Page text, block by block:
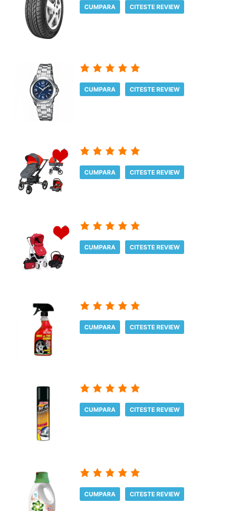
CUMPARA CITESTE REVIEW
CUMPARA CITESTE REVIEW
CUMPARA CITESTE REVIEW
CUMPARA CITESTE REVIEW
CUMPARA CITESTE REVIEW
CUMPARA CITESTE REVIEW
CUMPARA CITESTE REVIEW